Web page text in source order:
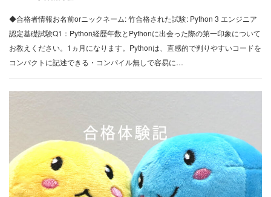
◆合格者情報お名前orニックネーム: 竹合格された試験: Python 3 エンジニア
認定基礎試験Q1：Python経歴年数とPythonに出会った際の第一印象について
お教えください。1ヵ月になります。Pythonは、直感的で判りやすいコードを
コンパクトに記述できる・コンパイル無しで容易に…